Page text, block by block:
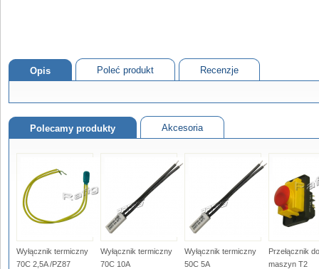
Opis Poleć produkt Recenzje
Polecamy produkty Akcesoria
Wyłącznik termiczny
70C 2,5A /PZ87
Wyłącznik termiczny
70C 10A
Wyłącznik termiczny
50C 5A
Przełącznik do
maszyn T2